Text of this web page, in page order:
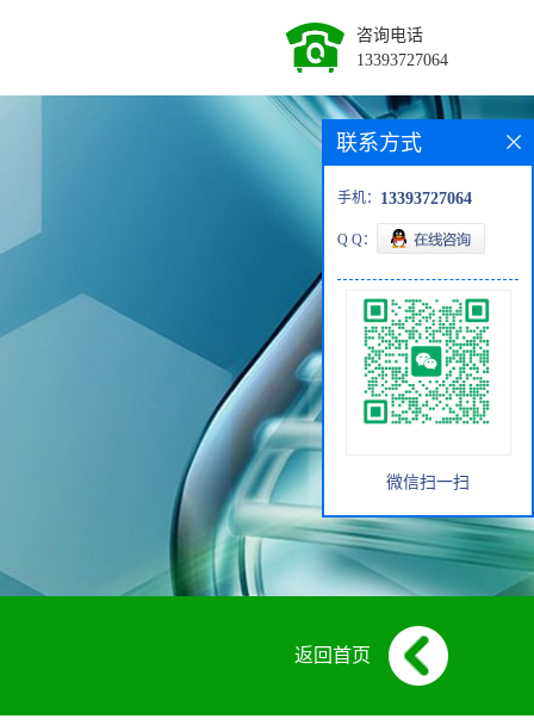
咨询电话
13393727064
返回首页
联系方式
手机： 13393727064
Q Q：
微信扫一扫